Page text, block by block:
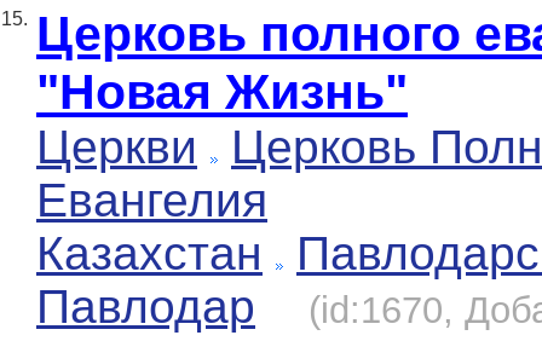
15. Церковь полного
"Новая Жизнь"
Церкви
Церковь
Евангелия
Казахстан
Павлодар
(id:1670,